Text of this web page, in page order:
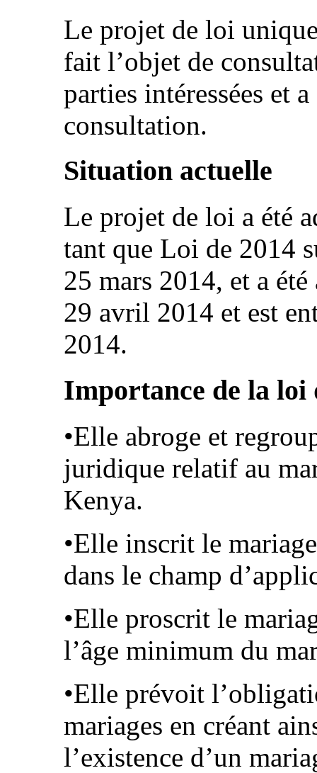
Le projet de loi
fait l’objet de
parties intéressées et
consultation.
Situation actuelle
Le projet de loi a été
tant que Loi de 2014
25 mars 2014, et a
29 avril 2014 et est
2014.
Importance de la loi
•Elle abroge et
juridique relatif au
Kenya.
•Elle inscrit le
dans le champ
•Elle proscrit le
l’âge minimum du
•Elle prévoit
mariages en créant
l’existence d’un